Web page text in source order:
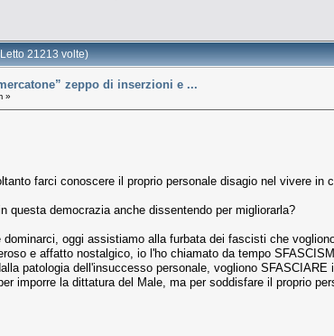
21213 volte)
zeppo di inserzioni e ...
»
farci conoscere il proprio personale disagio nel vivere in
questa democrazia anche dissentendo per migliorarla?
oggi assistiamo alla furbata dei fascisti che
e affatto nostalgico, io l'ho chiamato da tempo
patologia dell'insuccesso personale, vogliono SFASCIARE
imporre la dittatura del Male, ma per soddisfare il proprio